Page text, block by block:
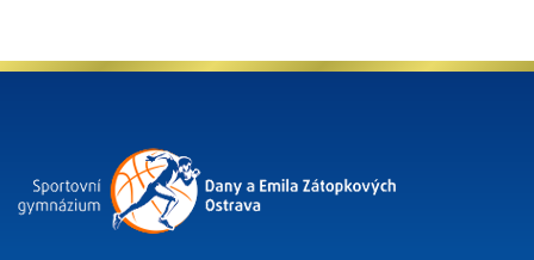
olympiáda dětí a mládeže organizace plavání
snowboarding
sportovní gymnastika sportovní lezení
stolní tenis střelba